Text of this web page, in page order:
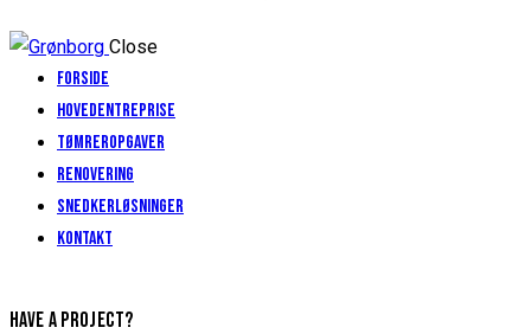
Close
Forside
Hovedentreprise
Tømreropgaver
Renovering
Snedkerløsninger
Kontakt
HAVE A PROJECT?